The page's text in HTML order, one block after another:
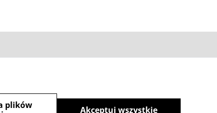
Akceptuj wszystkie
plików